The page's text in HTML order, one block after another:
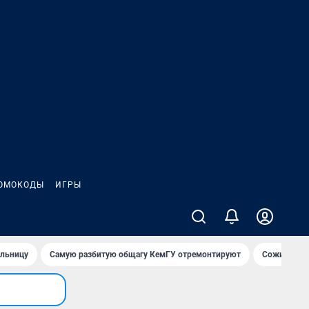
ИГРЫ
Самую разбитую общагу КемГУ отремонтируют